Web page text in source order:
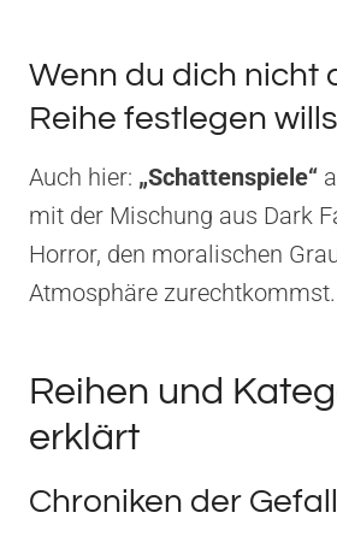
Wenn du dich nicht
Reihe festlegen
Auch hier: „Schattenspiele“
mit der Mischung aus Dark
Horror, den moralischen
Atmosphäre zurechtkommst.
Reihen und
erklärt
Chroniken der